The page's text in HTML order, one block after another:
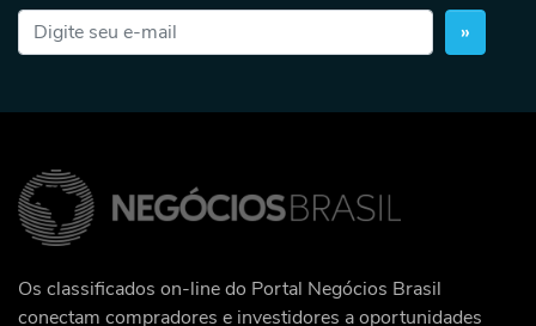
»
Os classificados on-line do Portal Negócios Brasil
conectam compradores e investidores a oportunidades